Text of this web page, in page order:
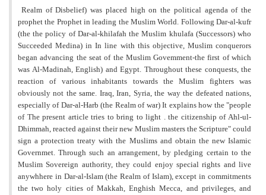
Realm of Disbelief) was placed high on the political agenda of the
prophet the Prophet in leading the Muslim World. Following Dar-al-kufr
(the the policy of Dar-al-khilafah the Muslim khulafa (Successors) who
Succeeded Medina) in In line with this objective, Muslim conquerors
began advancing the seat of the Muslim Govemment-the first of which
was Al-Madinah, English) and Egypt. Throughout these conquests, the
reaction of various inhabitants towards the Muslim fighters was
obviously not the same. Iraq, Iran, Syria, the way the defeated nations,
especially of Dar-al-Harb (the Realm of war) It explains how the "people
of The present article tries to bring to light . the citizenship of Ahl-ul-
Dhimmah, reacted against their new Muslim masters the Scripture" could
sign a protection treaty with the Muslims and obtain the new Islamic
Governmet. Through such an arrangement, by pledging certain to the
Muslim Sovereign authority, they could enjoy special rights and live
anywhhere in Dar-al-Islam (the Realm of Islam), except in commitments
the two holy cities of Makkah, Enghish Mecca, and privileges, and